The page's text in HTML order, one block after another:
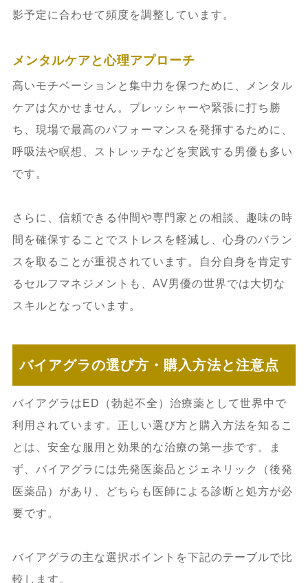
影予定に合わせて頻度を調整しています。
メンタルケアと心理アプローチ
高いモチベーションと集中力を保つために、メンタル
ケアは欠かせません。プレッシャーや緊張に打ち勝
ち、現場で最高のパフォーマンスを発揮するために、
呼吸法や瞑想、ストレッチなどを実践する男優も多い
です。
さらに、信頼できる仲間や専門家との相談、趣味の時
間を確保することでストレスを軽減し、心身のバラン
スを取ることが重視されています。自分自身を肯定す
るセルフマネジメントも、AV男優の世界では大切な
スキルとなっています。
バイアグラの選び方・購入方法と注意点
バイアグラはED（勃起不全）治療薬として世界中で
利用されています。正しい選び方と購入方法を知るこ
とは、安全な服用と効果的な治療の第一歩です。ま
ず、バイアグラには先発医薬品とジェネリック（後発
医薬品）があり、どちらも医師による診断と処方が必
要です。
バイアグラの主な選択ポイントを下記のテーブルで比
較します。